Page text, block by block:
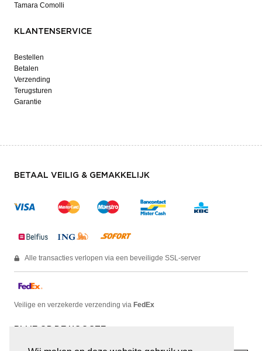
Tamara Comolli
KLANTENSERVICE
Bestellen
Betalen
Verzending
Terugsturen
Garantie
BETAAL VEILIG & GEMAKKELIJK
Alle transacties verlopen via een beveiligde SSL-server
Veilige en verzekerde verzending via FedEx
BLIJF OP DE HOOGTE